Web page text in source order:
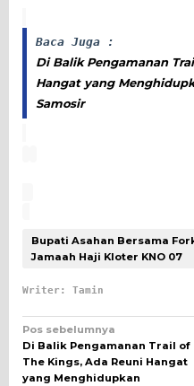
Baca Juga :
Di Balik Pengamanan
Hangat yang
Samosir
Bupati Asahan Bersama
Jamaah Haji Kloter KNO 07
Writer: Tamin
Navigasi
pos
Pos sebelumnya
Di Balik Pengamanan Trail of
The Kings, Ada Reuni Hangat
yang Menghidupkan